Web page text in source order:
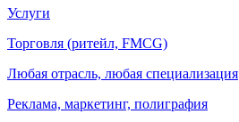
Услуги
Торговля (ритейл, FMCG)
Любая отрасль, любая специализация
Реклама, маркетинг, полиграфия